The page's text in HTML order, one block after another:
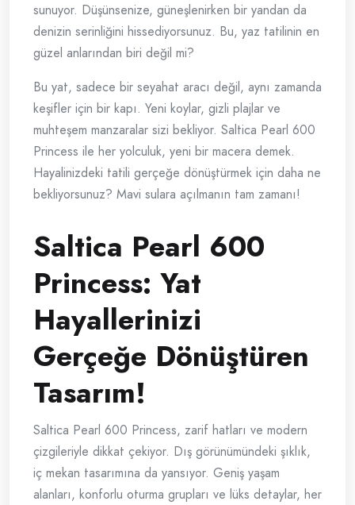
sunuyor. Düşünsenize, güneşlenirken bir yandan da
denizin serinliğini hissediyorsunuz. Bu, yaz tatilinin en
güzel anlarından biri değil mi?
Bu yat, sadece bir seyahat aracı değil, aynı zamanda
keşifler için bir kapı. Yeni koylar, gizli plajlar ve
muhteşem manzaralar sizi bekliyor. Saltica Pearl 600
Princess ile her yolculuk, yeni bir macera demek.
Hayalinizdeki tatili gerçeğe dönüştürmek için daha ne
bekliyorsunuz? Mavi sulara açılmanın tam zamanı!
Saltica Pearl 600
Princess: Yat
Hayallerinizi
Gerçeğe Dönüştüren
Tasarım!
Saltica Pearl 600 Princess, zarif hatları ve modern
çizgileriyle dikkat çekiyor. Dış görünümündeki şıklık,
iç mekan tasarımına da yansıyor. Geniş yaşam
alanları, konforlu oturma grupları ve lüks detaylar, her